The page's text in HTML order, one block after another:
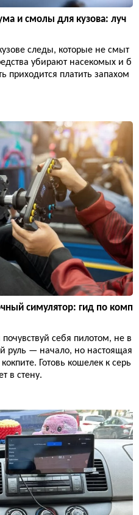
и смолы для кузова: луч
следы, которые не смыт
убирают насекомых и б
приходится платить запахом
симулятор: гид по комп
себя пилотом, не в
руль — начало, но настоящая
Готовь кошелек к серь
в стену.